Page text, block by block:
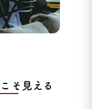
そ見える